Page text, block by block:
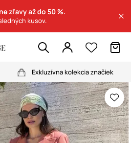
zľavy až do 50 %.
kusov.
Exkluzívna kolekcia značiek